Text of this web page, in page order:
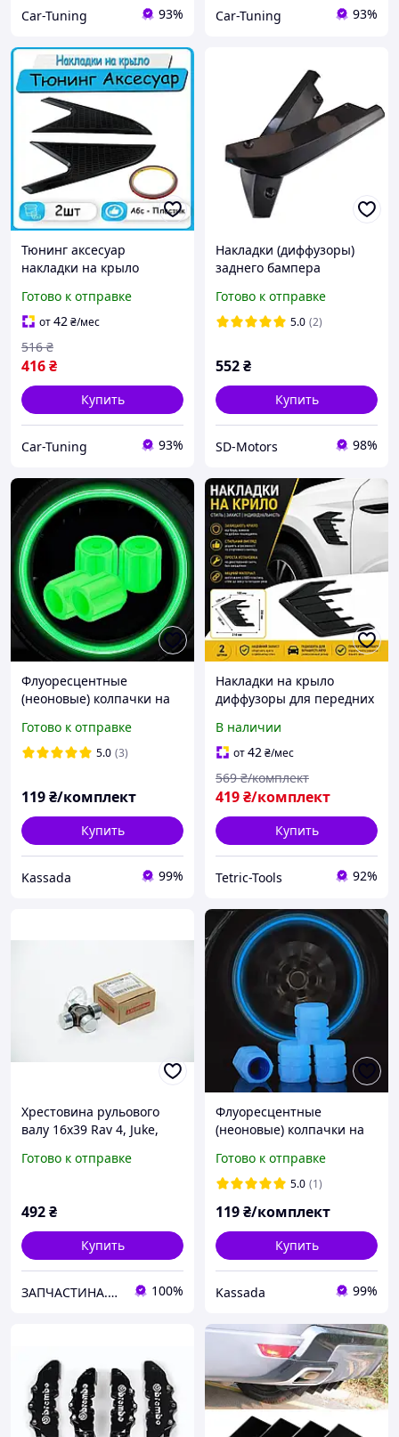
Car-Tuning 93% Car-Tuning 93%
Тюнинг аксесуар
накладки на крыло
крыльев универсальные.
Черный
Готово к отправке
от42₴/мес
416₴
516 ₴
Купить
Car-Tuning 93%
Накладки (диффузоры)
заднего бампера
2 шт
Готово к отправке
5.0 (2)
552₴
Купить
SD-Motors 98%
Флуоресцентные
(неоновые) колпачки на
темноте зелёные 12х16
мм
Готово к отправке
5.0 (3)
119₴/комплект
Купить
Kassada 99%
Накладки на крыло
диффузоры для передних
Тюненговые аксесуары
Цвет черный
В наличии
от42₴/мес
419₴/комплект
569 ₴/комплект
Купить
Tetric-Tools 92%
Хрестовина рульового
валу 16x39 Rav 4, Juke,
FEBEST, код: AS-1639
Готово к отправке
492₴
Купить
ЗАПЧАСТИНА.com 100%
Флуоресцентные
(неоновые) колпачки на
темноте синие 12х16 мм
Готово к отправке
5.0 (1)
119₴/комплект
Купить
Kassada 99%